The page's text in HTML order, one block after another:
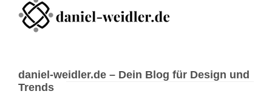
daniel-weidler.de – Dein Blog für Design und
Trends